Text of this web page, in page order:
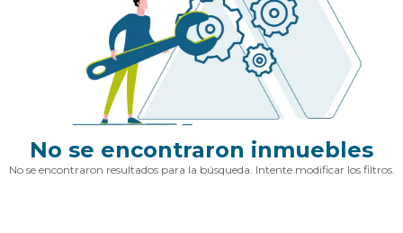
No se encontraron inmuebles
No se encontraron resultados para la búsqueda. Intente modificar los filtros.